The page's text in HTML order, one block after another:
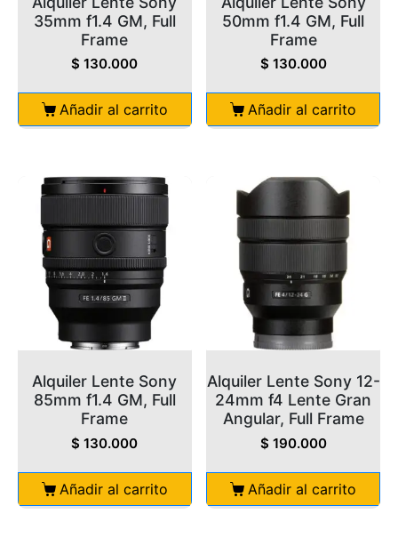
35mm f1.4 GM, Full
Frame
$ 130.000
Añadir al carrito
50mm f1.4 GM, Full
Frame
$ 130.000
Añadir al carrito
Alquiler Lente Sony
85mm f1.4 GM, Full
Frame
$ 130.000
Añadir al carrito
Alquiler Lente Sony 12-
24mm f4 Lente Gran
Angular, Full Frame
$ 190.000
Añadir al carrito